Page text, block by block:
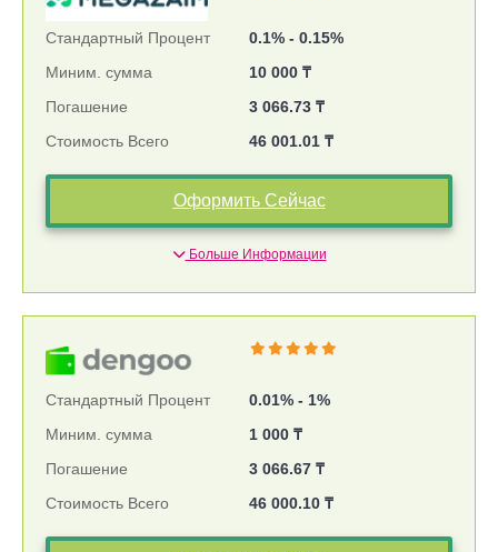
Стандартный Процент
0.1% - 0.15%
Миним. сумма
10 000 ₸
Погашение
3 066.73 ₸
Стоимость Всего
46 001.01 ₸
Оформить Сейчас
Больше Информации
Стандартный Процент
0.01% - 1%
Миним. сумма
1 000 ₸
Погашение
3 066.67 ₸
Стоимость Всего
46 000.10 ₸